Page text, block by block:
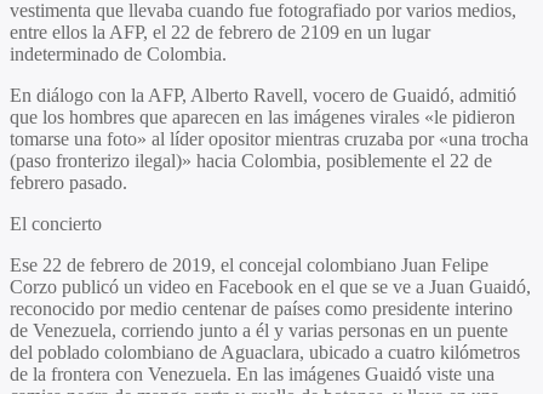
vestimenta que llevaba cuando fue fotografiado por varios medios,
entre ellos la AFP, el 22 de febrero de 2109 en un lugar
indeterminado de Colombia.
En diálogo con la AFP, Alberto Ravell, vocero de Guaidó, admitió
que los hombres que aparecen en las imágenes virales «le pidieron
tomarse una foto» al líder opositor mientras cruzaba por «una trocha
(paso fronterizo ilegal)» hacia Colombia, posiblemente el 22 de
febrero pasado.
El concierto
Ese 22 de febrero de 2019, el concejal colombiano Juan Felipe
Corzo publicó un video en Facebook en el que se ve a Juan Guaidó,
reconocido por medio centenar de países como presidente interino
de Venezuela, corriendo junto a él y varias personas en un puente
del poblado colombiano de Aguaclara, ubicado a cuatro kilómetros
de la frontera con Venezuela. En las imágenes Guaidó viste una